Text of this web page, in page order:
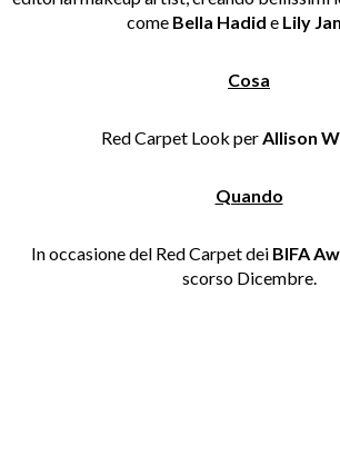
come Bella Hadid e Lily
Cosa
Red Carpet Look perAllison
Quando
In occasione del Red Carpet deiBIFA
scorso Dicembre.